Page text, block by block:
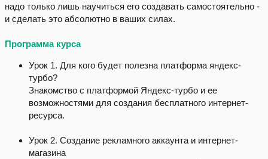
надо только лишь научиться его создавать самостоятельно -
и сделать это абсолютно в ваших силах.
Программа курса
Урок 1. Для кого будет полезна платформа яндекс-
турбо?
Знакомство с платформой Яндекс-турбо и ее
возможностями для создания бесплатного интернет-
ресурса.
Урок 2. Создание рекламного аккаунта и интернет-
магазина